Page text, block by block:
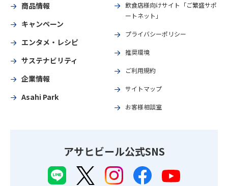
商品情報
キャンペーン
エンタメ・レシピ
サステナビリティ
企業情報
Asahi Park
飲食店様向けサイト「ご繁盛サポ
ートネット」
プライバシーポリシー
推奨環境
ご利用規約
サイトマップ
お客様相談室
アサヒビール公式SNS